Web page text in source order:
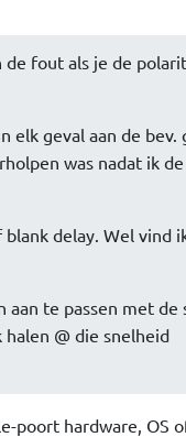
de fout als je de
elk geval aan de bev.
was nadat ik
delay. Wel vind
te passen met de
@ die snelheid
poort hardware, OS